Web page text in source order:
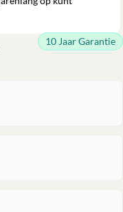
10 Jaar Garantie